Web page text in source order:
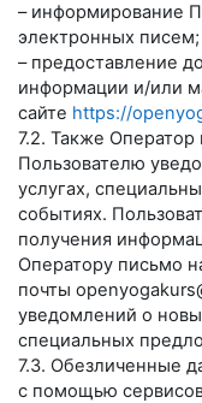
– информирование
электронных писем;
– предоставление
информации и/или
сайте https://
7.2. Также Оператор
Пользователю
услугах,
событиях.
получения
Оператору письмо
почты
уведомлений о
специальных
7.3. Обезличенные
с помощью